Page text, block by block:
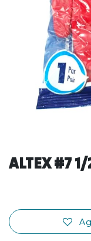
ALTEX #7 1/